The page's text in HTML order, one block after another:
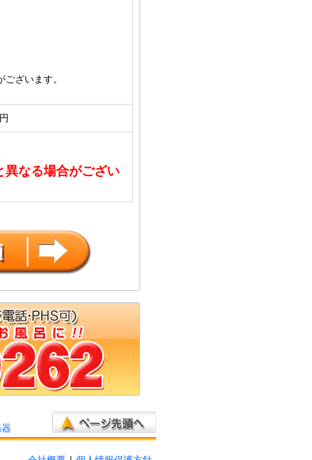
ざいます。
なる場合がござい